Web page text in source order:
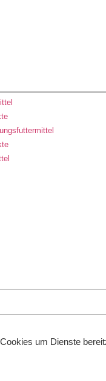
um Dienste